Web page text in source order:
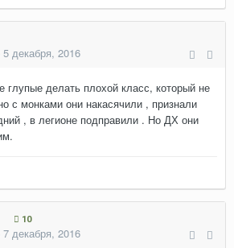
5 декабря, 2016
глупые делать плохой класс, который не
с монками они накасячили , признали
, в легионе подправили . Но ДХ они
10
7 декабря, 2016